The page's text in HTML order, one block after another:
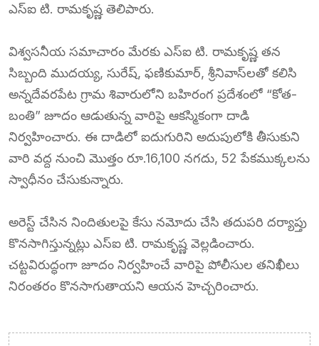
ఎస్‌ఐ టి. రామకృష్ణ తెలిపారు.
విశ్వసనీయ సమాచారం మేరకు ఎస్‌ఐ టి. రామకృష్ణ తన
సిబ్బంది ముదయ్య, సురేష్, ఫణికుమార్, శ్రీనివాస్‌లతో కలిసి
అన్నదేవరపేట గ్రామ శివారులోని బహిరంగ ప్రదేశంలో “కోత-
బంతి” జూదం ఆడుతున్న వారిపై ఆకస్మికంగా దాడి
నిర్వహించారు. ఈ దాడిలో ఐదుగురిని అదుపులోకి తీసుకుని
వారి వద్ద నుంచి మొత్తం రూ.16,100 నగదు, 52 పేకముక్కలను
స్వాధీనం చేసుకున్నారు.
అరెస్ట్ చేసిన నిందితులపై కేసు నమోదు చేసి తదుపరి దర్యాప్తు
కొనసాగిస్తున్నట్లు ఎస్‌ఐ టి. రామకృష్ణ వెల్లడించారు.
చట్టవిరుద్ధంగా జూదం నిర్వహించే వారిపై పోలీసుల తనిఖీలు
నిరంతరం కొనసాగుతాయని ఆయన హెచ్చరించారు.